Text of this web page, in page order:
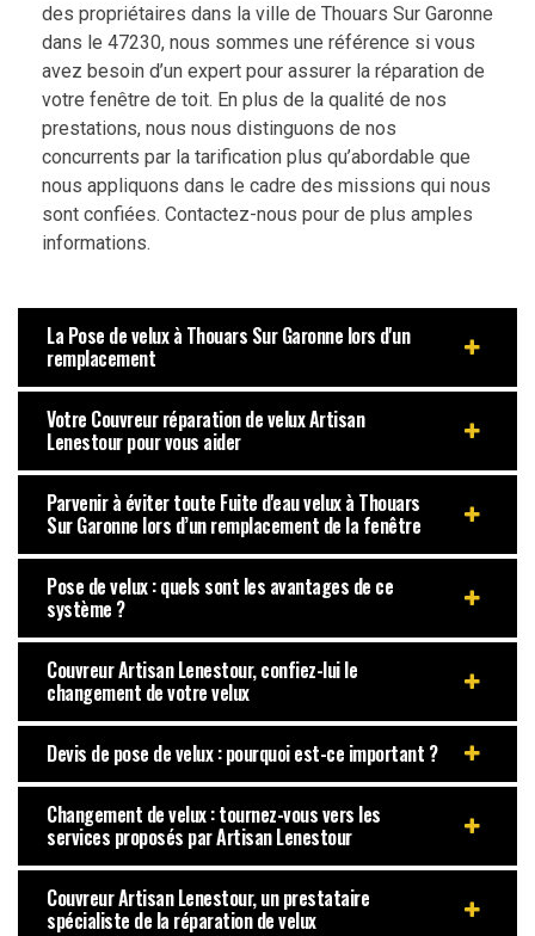
des propriétaires dans la ville de Thouars Sur Garonne
dans le 47230, nous sommes une référence si vous
avez besoin d’un expert pour assurer la réparation de
votre fenêtre de toit. En plus de la qualité de nos
prestations, nous nous distinguons de nos
concurrents par la tarification plus qu’abordable que
nous appliquons dans le cadre des missions qui nous
sont confiées. Contactez-nous pour de plus amples
informations.
La Pose de velux à Thouars Sur Garonne lors d'un
remplacement
Votre Couvreur réparation de velux Artisan
Lenestour pour vous aider
Parvenir à éviter toute Fuite d'eau velux à Thouars
Sur Garonne lors d’un remplacement de la fenêtre
Pose de velux : quels sont les avantages de ce
système ?
Couvreur Artisan Lenestour, confiez-lui le
changement de votre velux
Devis de pose de velux : pourquoi est-ce important ?
Changement de velux : tournez-vous vers les
services proposés par Artisan Lenestour
Couvreur Artisan Lenestour, un prestataire
spécialiste de la réparation de velux